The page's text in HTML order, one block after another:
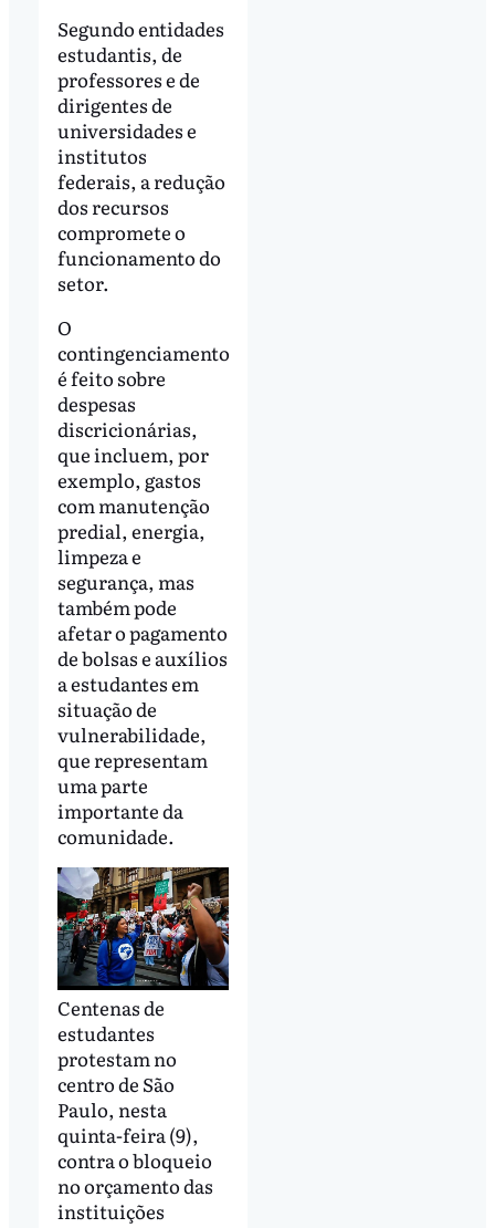
Segundo entidades
estudantis, de
professores e de
dirigentes de
universidades e
institutos
federais, a redução
dos recursos
compromete o
funcionamento do
setor.
O
contingenciamento
é feito sobre
despesas
discricionárias,
que incluem, por
exemplo, gastos
com manutenção
predial, energia,
limpeza e
segurança, mas
também pode
afetar o pagamento
de bolsas e auxílios
a estudantes em
situação de
vulnerabilidade,
que representam
uma parte
importante da
comunidade.
Centenas de
estudantes
protestam no
centro de São
Paulo, nesta
quinta-feira (9),
contra o bloqueio
no orçamento das
instituições